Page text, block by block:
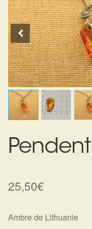
Nouveautés
Bijoux
Bolas
Bracelets
Pierres
Harmonisation
Panier
Search
for:
25,50€
Ambre de Lithuanie